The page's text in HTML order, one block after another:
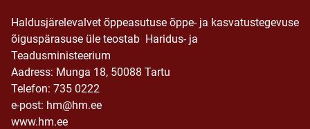
Haldusjärelevalvet õppeasutuse õppe- ja kasvatustegevuse
õiguspärasuse üle teostab Haridus- ja
Teadusministeerium
Aadress: Munga 18, 50088 Tartu
Telefon: 735 0222
e-post: hm@hm.ee
www.hm.ee